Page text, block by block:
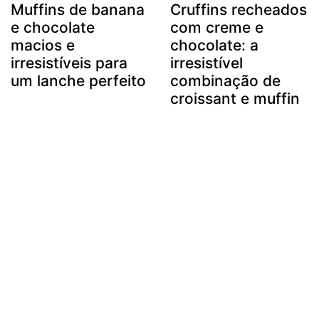
Muffins de banana
e chocolate
macios e
irresistíveis para
um lanche perfeito
Cruffins recheados
com creme e
chocolate: a
irresistível
combinação de
croissant e muffin